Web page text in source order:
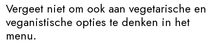
Vergeet niet om ook aan vegetarische en
veganistische opties te denken in het
menu.